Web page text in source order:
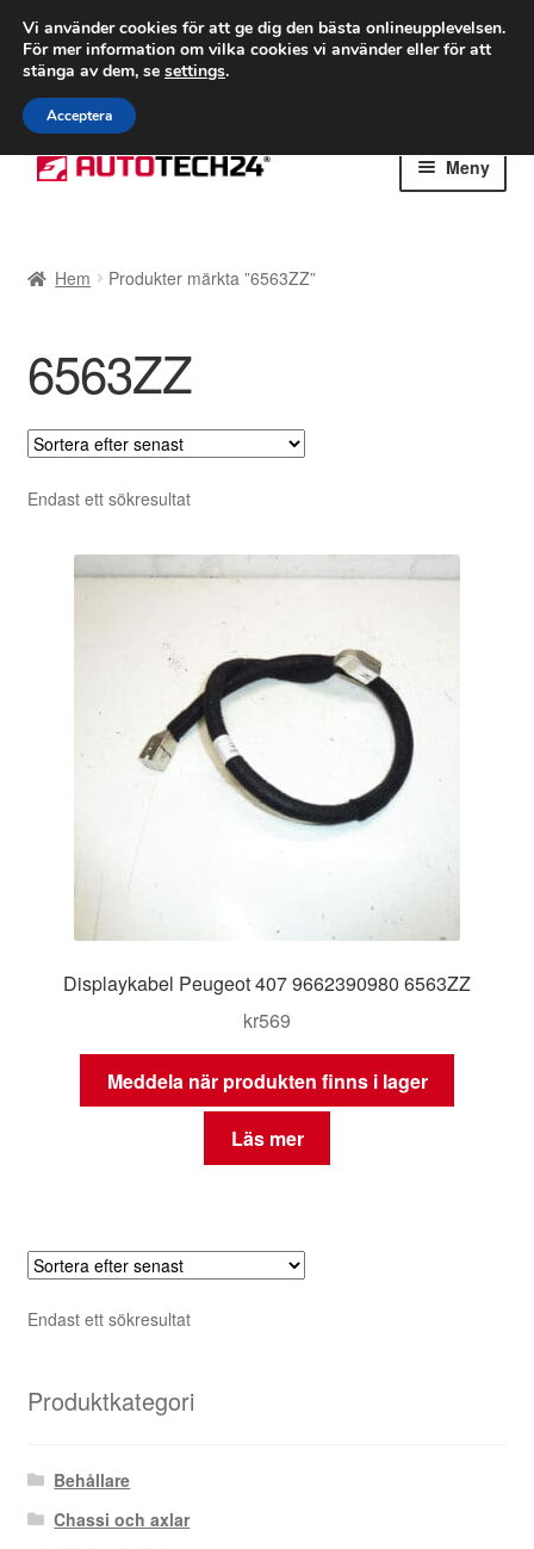
FRAKT från 75 kr
Världsomspännande frakt
Ring 766 924 713
Hoppa
till
Hoppa
till
Meny
Betalningar
Integritetspolicy
Klagomål
Kolla upp
Kontakt
Reklamationsprocedur
Världsomspännande frakt
Villkor
Hem Produkter märkta ”6563ZZ”
6563ZZ
Endast ett sökresultat
Displaykabel Peugeot 407 9662390980 6563ZZ
kr569
Meddela när produkten finns i lager
Läs mer
Endast ett sökresultat
Produktkategori
Behållare
Chassi och axlar
Vi använder cookies för att ge dig den bästa onlineupplevelsen.
För mer information om vilka cookies vi använder eller för att
stänga av dem, se settings.
Acceptera